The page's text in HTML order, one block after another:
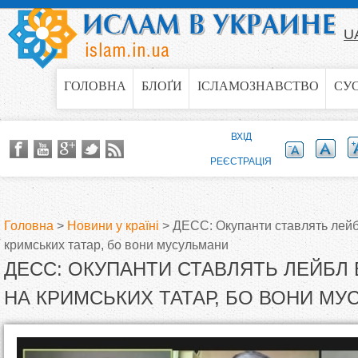
Jump to navigation
ГОЛОВНА БЛОҐИ ІСЛАМОЗНАВСТВО
В
и
є
Головна > Новини у країні > ДЕСС: Окупанти ставлять
кримських татар, бо вони мусульмани
ДЕСС: ОКУПАНТИ СТАВЛЯТЬ ЛЕЙБЛ
НА КРИМСЬКИХ ТАТАР, БО ВОНИ
ВХІД
РЕЄСТРАЦІЯ